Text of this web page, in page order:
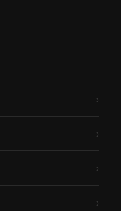
›
›
›
›